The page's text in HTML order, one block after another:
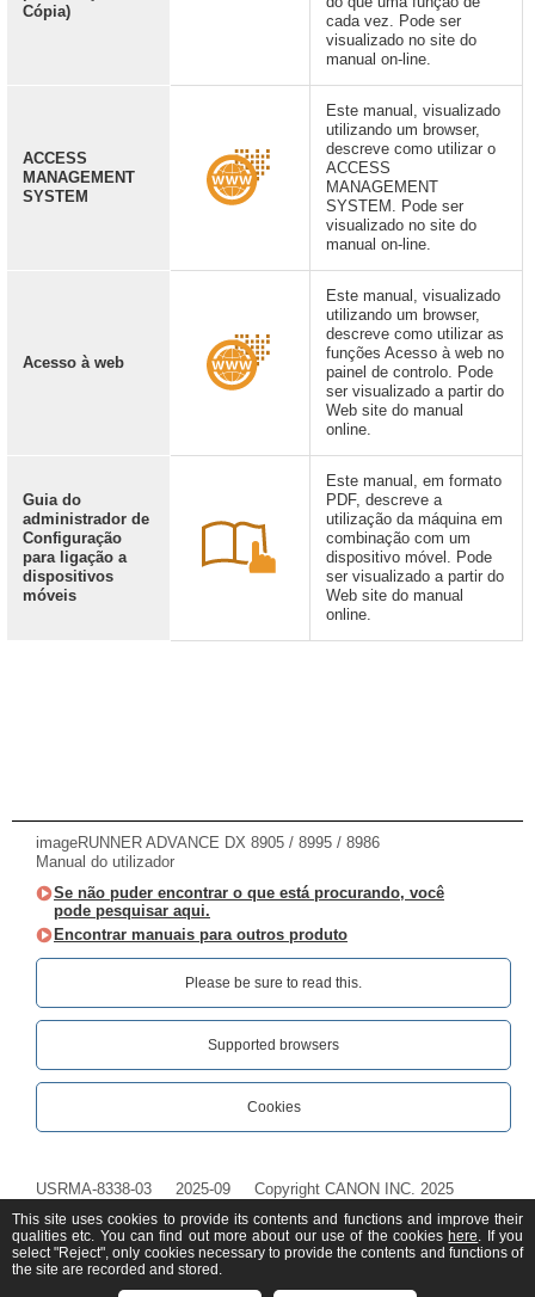
Cópia)
cada vez. Pode ser
visualizado no site do
manual on-line.
ACCESS
MANAGEMENT
SYSTEM
Este manual, visualizado
utilizando um browser,
descreve como utilizar o
ACCESS
MANAGEMENT
SYSTEM. Pode ser
visualizado no site do
manual on-line.
Acesso à web
Este manual, visualizado
utilizando um browser,
descreve como utilizar as
funções Acesso à web no
painel de controlo. Pode
ser visualizado a partir do
Web site do manual
online.
Guia do
administrador de
Configuração
para ligação a
dispositivos
móveis
Este manual, em formato
PDF, descreve a
utilização da máquina em
combinação com um
dispositivo móvel. Pode
ser visualizado a partir do
Web site do manual
online.
imageRUNNER ADVANCE DX 8905 / 8995 / 8986
Manual do utilizador
Se não puder encontrar o que está procurando, você
pode pesquisar aqui.
Encontrar manuais para outros produto
Please be sure to read this.‎
Supported browsers
Cookies
USRMA-8338-03 2025-09 Copyright CANON INC. 2025
This site uses cookies to provide its contents and functions and improve their
qualities etc. You can find out more about our use of the cookies here. If you
select "Reject", only cookies necessary to provide the contents and functions of
the site are recorded and stored.